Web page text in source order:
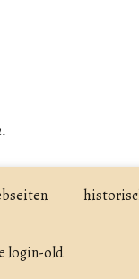
login-old